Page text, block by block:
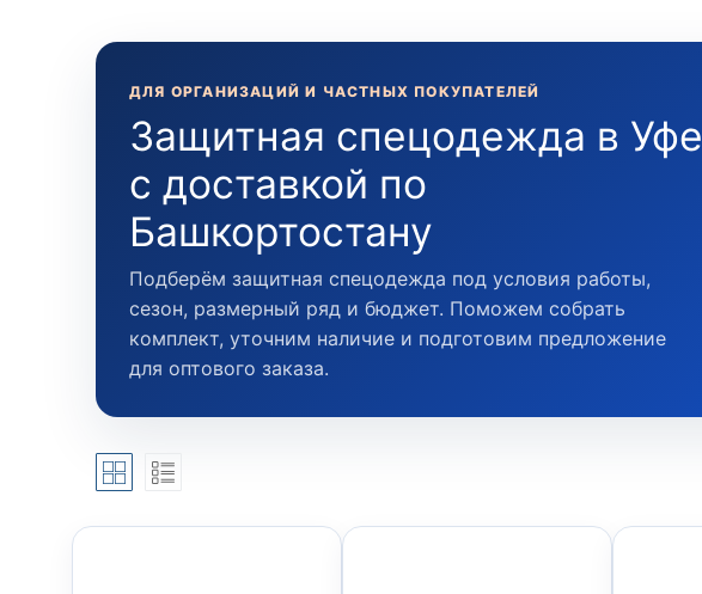
ДЛЯ ОРГАНИЗАЦИЙ И ЧАСТНЫХ ПОКУПАТЕЛЕЙ
Защитная спецодежда в Уфе
с доставкой по
Башкортостану
Подберём защитная спецодежда под условия работы,
сезон, размерный ряд и бюджет. Поможем собрать
комплект, уточним наличие и подготовим предложение
для оптового заказа.